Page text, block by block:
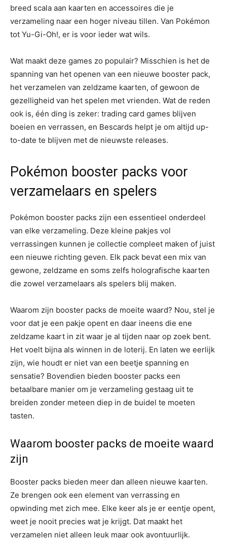
breed scala aan kaarten en accessoires die je
verzameling naar een hoger niveau tillen. Van Pokémon
tot Yu-Gi-Oh!, er is voor ieder wat wils.
Wat maakt deze games zo populair? Misschien is het de
spanning van het openen van een nieuwe booster pack,
het verzamelen van zeldzame kaarten, of gewoon de
gezelligheid van het spelen met vrienden. Wat de reden
ook is, één ding is zeker: trading card games blijven
boeien en verrassen, en Bescards helpt je om altijd up-
to-date te blijven met de nieuwste releases.
Pokémon booster packs voor
verzamelaars en spelers
Pokémon booster packs zijn een essentieel onderdeel
van elke verzameling. Deze kleine pakjes vol
verrassingen kunnen je collectie compleet maken of juist
een nieuwe richting geven. Elk pack bevat een mix van
gewone, zeldzame en soms zelfs holografische kaarten
die zowel verzamelaars als spelers blij maken.
Waarom zijn booster packs de moeite waard? Nou, stel je
voor dat je een pakje opent en daar ineens die ene
zeldzame kaart in zit waar je al tijden naar op zoek bent.
Het voelt bijna als winnen in de loterij. En laten we eerlijk
zijn, wie houdt er niet van een beetje spanning en
sensatie? Bovendien bieden booster packs een
betaalbare manier om je verzameling gestaag uit te
breiden zonder meteen diep in de buidel te moeten
tasten.
Waarom booster packs de moeite waard
zijn
Booster packs bieden meer dan alleen nieuwe kaarten.
Ze brengen ook een element van verrassing en
opwinding met zich mee. Elke keer als je er eentje opent,
weet je nooit precies wat je krijgt. Dat maakt het
verzamelen niet alleen leuk maar ook avontuurlijk.